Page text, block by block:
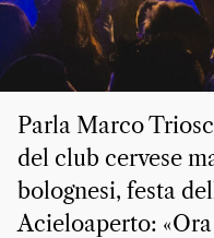
Parla Marco
del club cervese
bolognesi, festa
Acieloaperto: